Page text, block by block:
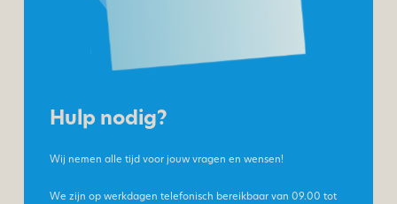
Hulp nodig?
Wij nemen alle tijd voor jouw vragen en wensen!
We zijn op werkdagen telefonisch bereikbaar van09.00 tot